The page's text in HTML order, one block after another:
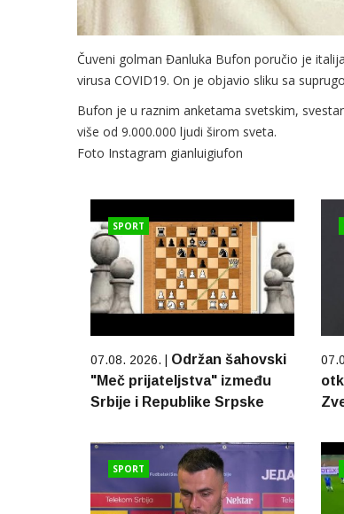
Čuveni golman Đanluka Bufon poručio je
virusa COVID19. On je objavio sliku sa
Bufon je u raznim anketama svetskim,
više od 9.000.000 ljudi širom sveta.
Foto Instagram gianluigiufon
SPORT
07.08. 2026. | Održan šahovski
"Meč prijateljstva" između
Srbije i Republike Srpske
SPORT